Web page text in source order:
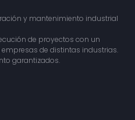
y mantenimiento industrial
de proyectos con un
de distintas industrias.
garantizados.